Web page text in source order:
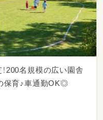
200名規模の広い園舎
保育♪車通勤OK◎